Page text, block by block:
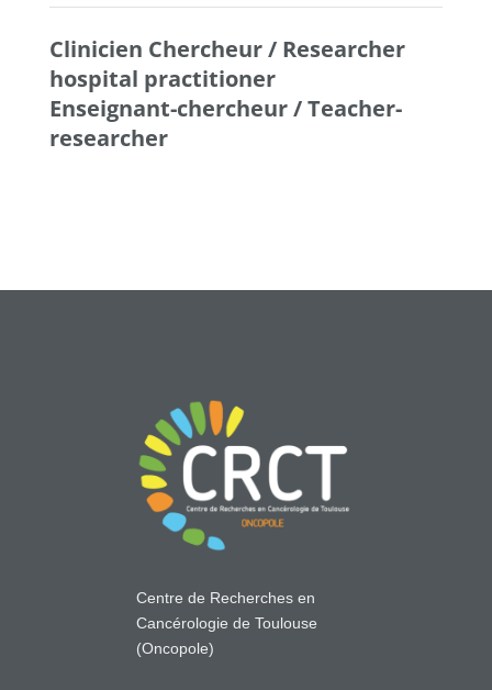
Clinicien Chercheur / Researcher
hospital practitioner
Enseignant-chercheur / Teacher-
researcher
Centre de Recherches en
Cancérologie de Toulouse
(Oncopole)